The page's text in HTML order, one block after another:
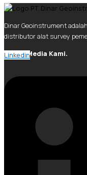
Dinar Geoinstrument
distributor alat survey
Social Media Kami.
Linkedin